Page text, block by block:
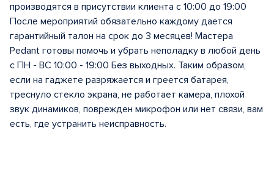
производятся в присутствии клиента с 10:00 до 19:00
После мероприятий обязательно каждому дается
гарантийный талон на срок до 3 месяцев! Мастера
Pedant готовы помочь и убрать неполадку в любой день
с ПН - ВС 10:00 - 19:00 Без выходных. Таким образом,
если на гаджете разряжается и греется батарея,
треснуло стекло экрана, не работает камера, плохой
звук динамиков, поврежден микрофон или нет связи, вам
есть, где устранить неисправность.